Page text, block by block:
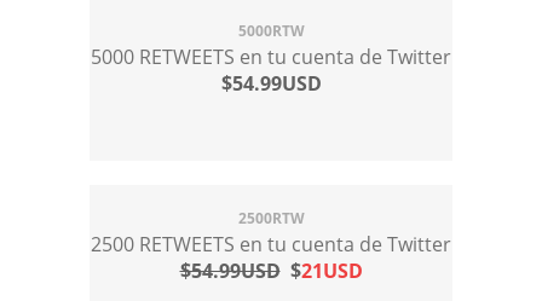
5000RTW
5000 RETWEETS en tu cuenta de Twitter
$54.99USD
2500RTW
2500 RETWEETS en tu cuenta de Twitter
$54.99USD$21USD